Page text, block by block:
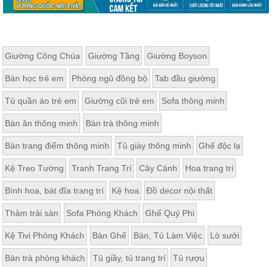
Giường Công Chúa Giường Tầng Giường Boyson
Bàn học trẻ em Phòng ngủ đồng bộ Tab đầu giường
Tủ quần áo trẻ em Giường cũi trẻ em Sofa thông minh
Bàn ăn thông minh Bàn trà thông minh
Bàn trang điểm thông minh Tủ giày thông minh Ghế độc lạ
Kệ Treo Tường Tranh Trang Trí Cây Cảnh Hoa trang trí
Bình hoa, bát đĩa trang trí Kệ hoa Đồ decor nội thất
Thảm trải sàn Sofa Phòng Khách Ghế Quý Phi
Kệ Tivi Phòng Khách Bàn Ghế Bàn, Tủ Làm Việc Lò sưởi
Bàn trà phòng khách Tủ giầy, tủ trang trí Tủ rượu